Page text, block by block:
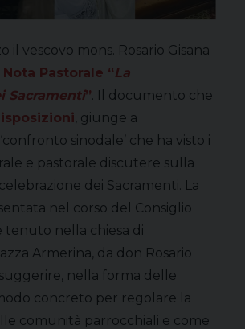
il vescovo mons. Rosario Gisana
Nota Pastorale “La
Sacramenti”. Il documento che
, giunge a
sinodale’ che ha visto i
e pastorale discutere sulla
dei Sacramenti. La
nel corso del Consiglio
tenuto nella chiesa di
Armerina, da don Rosario
nella forma delle
concreto per regolare la
comunità parrocchiali e come